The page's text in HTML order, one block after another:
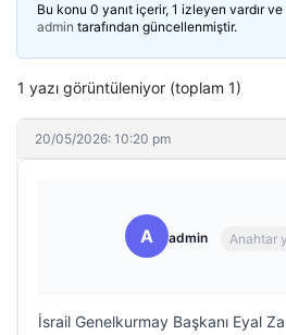
Bu konu 0 yanıt içerir, 1 izleyen vardır ve
admin tarafından güncellenmiştir.
1 yazı görüntüleniyor (toplam 1)
20/05/2026: 10:20 pm
A admin Anahtar
İsrail Genelkurmay Başkanı Eyal